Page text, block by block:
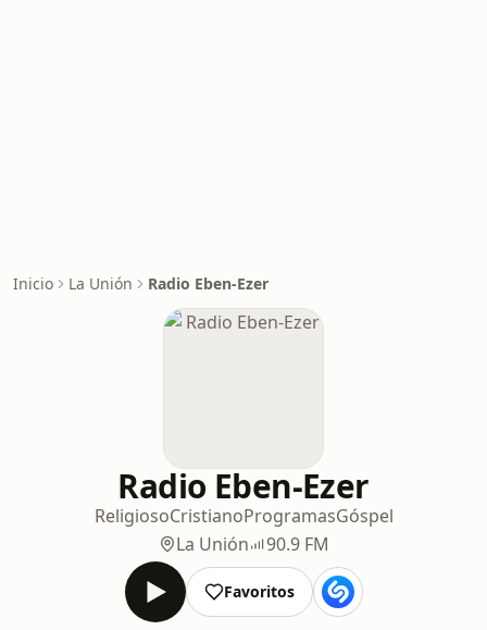
Inicio La Unión Radio Eben-Ezer
Radio Eben-Ezer
ReligiosoCristianoProgramasGóspel
La Unión
90.9 FM
Favoritos